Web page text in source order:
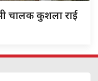
चालक कुशला राई